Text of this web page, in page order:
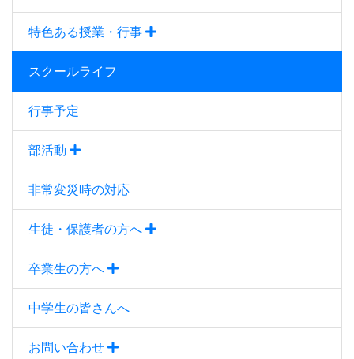
特色ある授業・行事
スクールライフ
行事予定
部活動
非常変災時の対応
生徒・保護者の方へ
卒業生の方へ
中学生の皆さんへ
お問い合わせ